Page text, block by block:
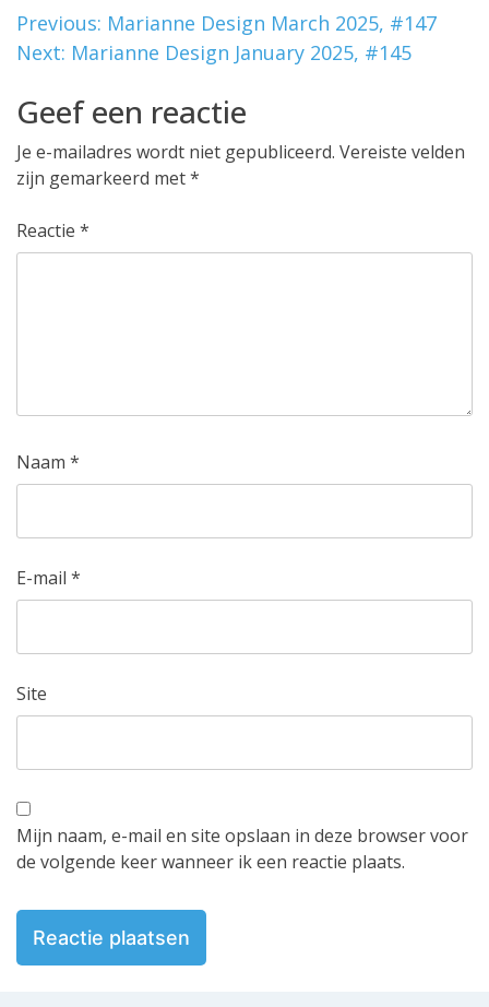
Bericht
navigatie
Previous: Marianne Design March 2025, #147
Next: Marianne Design January 2025, #145
Geef een reactie
Je e-mailadres wordt niet gepubliceerd. Vereiste velden
zijn gemarkeerd met*
Reactie *
Naam *
E-mail *
Site
Mijn naam, e-mail en site opslaan in deze browser voor
de volgende keer wanneer ik een reactie plaats.